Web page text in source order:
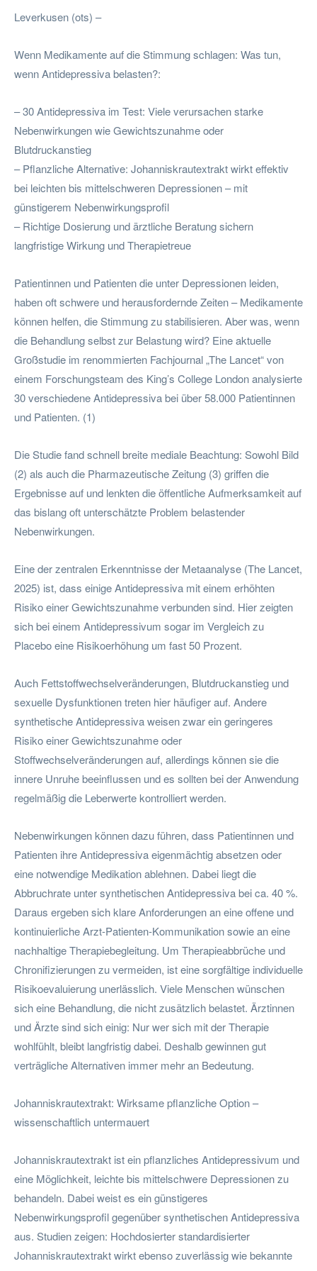
Leverkusen (ots) –
Wenn Medikamente auf die Stimmung schlagen: Was tun,
wenn Antidepressiva belasten?:
– 30 Antidepressiva im Test: Viele verursachen starke
Nebenwirkungen wie Gewichtszunahme oder
Blutdruckanstieg
– Pflanzliche Alternative: Johanniskrautextrakt wirkt effektiv
bei leichten bis mittelschweren Depressionen – mit
günstigerem Nebenwirkungsprofil
– Richtige Dosierung und ärztliche Beratung sichern
langfristige Wirkung und Therapietreue
Patientinnen und Patienten die unter Depressionen leiden,
haben oft schwere und herausfordernde Zeiten – Medikamente
können helfen, die Stimmung zu stabilisieren. Aber was, wenn
die Behandlung selbst zur Belastung wird? Eine aktuelle
Großstudie im renommierten Fachjournal „The Lancet“ von
einem Forschungsteam des King’s College London analysierte
30 verschiedene Antidepressiva bei über 58.000 Patientinnen
und Patienten. (1)
Die Studie fand schnell breite mediale Beachtung: Sowohl Bild
(2) als auch die Pharmazeutische Zeitung (3) griffen die
Ergebnisse auf und lenkten die öffentliche Aufmerksamkeit auf
das bislang oft unterschätzte Problem belastender
Nebenwirkungen.
Eine der zentralen Erkenntnisse der Metaanalyse (The Lancet,
2025) ist, dass einige Antidepressiva mit einem erhöhten
Risiko einer Gewichtszunahme verbunden sind. Hier zeigten
sich bei einem Antidepressivum sogar im Vergleich zu
Placebo eine Risikoerhöhung um fast 50 Prozent.
Auch Fettstoffwechselveränderungen, Blutdruckanstieg und
sexuelle Dysfunktionen treten hier häufiger auf. Andere
synthetische Antidepressiva weisen zwar ein geringeres
Risiko einer Gewichtszunahme oder
Stoffwechselveränderungen auf, allerdings können sie die
innere Unruhe beeinflussen und es sollten bei der Anwendung
regelmäßig die Leberwerte kontrolliert werden.
Nebenwirkungen können dazu führen, dass Patientinnen und
Patienten ihre Antidepressiva eigenmächtig absetzen oder
eine notwendige Medikation ablehnen. Dabei liegt die
Abbruchrate unter synthetischen Antidepressiva bei ca. 40 %.
Daraus ergeben sich klare Anforderungen an eine offene und
kontinuierliche Arzt-Patienten-Kommunikation sowie an eine
nachhaltige Therapiebegleitung. Um Therapieabbrüche und
Chronifizierungen zu vermeiden, ist eine sorgfältige individuelle
Risikoevaluierung unerlässlich. Viele Menschen wünschen
sich eine Behandlung, die nicht zusätzlich belastet. Ärztinnen
und Ärzte sind sich einig: Nur wer sich mit der Therapie
wohlfühlt, bleibt langfristig dabei. Deshalb gewinnen gut
verträgliche Alternativen immer mehr an Bedeutung.
Johanniskrautextrakt: Wirksame pflanzliche Option –
wissenschaftlich untermauert
Johanniskrautextrakt ist ein pflanzliches Antidepressivum und
eine Möglichkeit, leichte bis mittelschwere Depressionen zu
behandeln. Dabei weist es ein günstigeres
Nebenwirkungsprofil gegenüber synthetischen Antidepressiva
aus. Studien zeigen: Hochdosierter standardisierter
Johanniskrautextrakt wirkt ebenso zuverlässig wie bekannte